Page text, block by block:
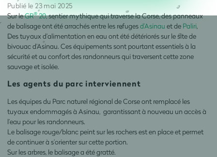
Publié le 23 mai 2025
Sur leGR®20, sentier mythique qui traverse la Corse, des panneaux
de balisage ont été arrachés entre les refugesd’Asinau et de Paliri,
Des tuyaux d’alimentation en eau ont été détériorés sur le site de
bivouac d’Asinau. Ces équipements sont pourtant essentiels à la
sécurité et au confort des randonneurs qui traversent cette zone
sauvage et isolée.
Les agents du parc interviennent
Les équipes du Parc naturel régional de Corse ont remplacé les
tuyaux endommagés à Asinau, garantissant à nouveau un accès à
l’eau pour les randonneurs.
Le balisage rouge/blanc peint sur les rochers est en place et permet
de continuer à s’orienter sur cette portion.
Sur les arbres, le balisage a été gratté.